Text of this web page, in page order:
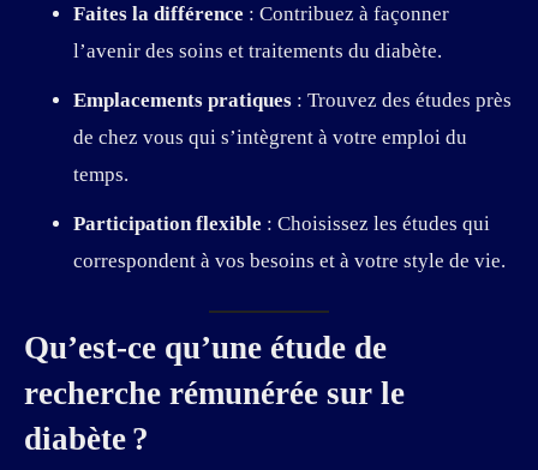
Faites la différence : Contribuez à façonner
l’avenir des soins et traitements du diabète.
Emplacements pratiques : Trouvez des études près
de chez vous qui s’intègrent à votre emploi du
temps.
Participation flexible : Choisissez les études qui
correspondent à vos besoins et à votre style de vie.
Qu’est-ce qu’une étude de
recherche rémunérée sur le
diabète ?